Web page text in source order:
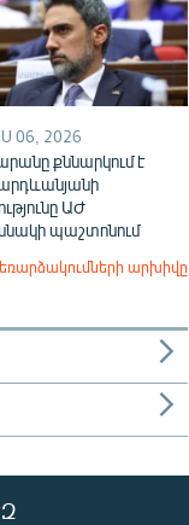
06, 2026
քննարկում է
ԱԺ
պաշտոնում
արխիվը